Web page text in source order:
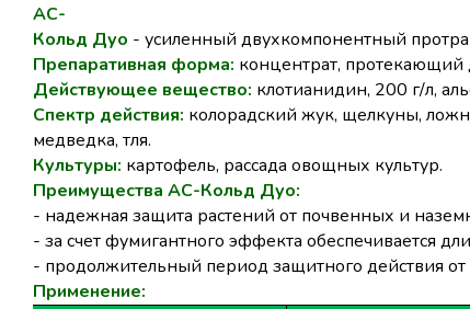
АС-
Кольд Дуо - усиленный двухкомпонентный
Препаративная форма: концентрат, протекающий
Действующее вещество: клотианидин, 200 г/л,
Спектр действия: колорадский жук, щелкуны,
медведка, тля.
Культуры: картофель, рассада овощных культур.
Преимущества АС-Кольд Дуо:
- надежная защита растений от почвенных и
- за счетфумигантного эффекта обеспечивается
- продолжительный период защитного действия от
Применение: